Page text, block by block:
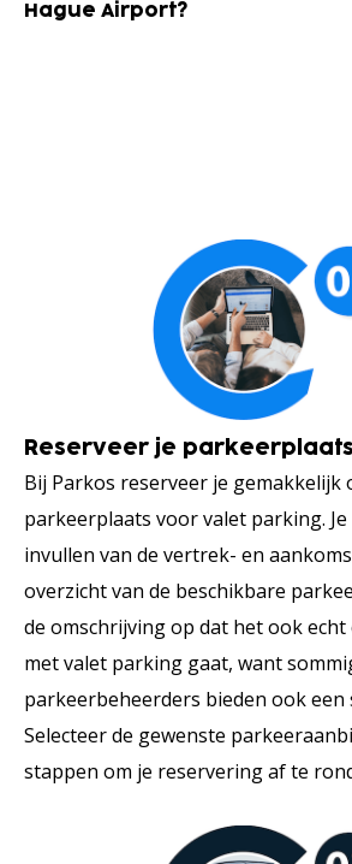
Hague Airport?
Reserveer je parkeerplaats
Bij Parkos reserveer je gemakkelijk
parkeerplaats voor valet parking.
invullen van de vertrek- en
overzicht van de beschikbare
de omschrijving op dat het ook
met valet parking gaat, want
parkeerbeheerders bieden ook een
Selecteer de gewenste
stappen om je reservering af te